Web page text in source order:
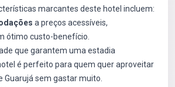
marcantes deste hotel incluem:
a preços acessíveis,
ótimo custo-benefício.
que garantem uma estadia
é perfeito para quem quer aproveitar
Guarujá sem gastar muito.